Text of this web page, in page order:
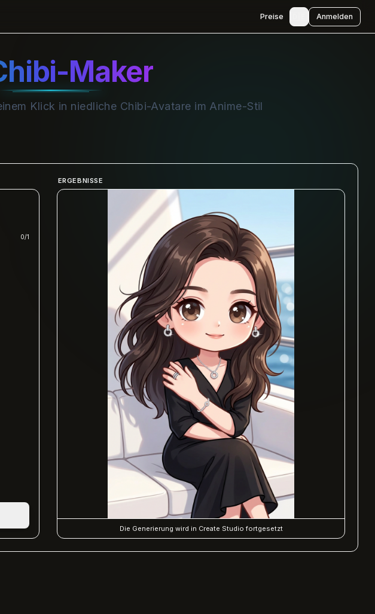
Preise Anmelden
Maker
Klick in niedliche Chibi-Avatare im Anime-Stil
0/1
ERGEBNISSE
Die Generierung wird in Create Studio fortgesetzt